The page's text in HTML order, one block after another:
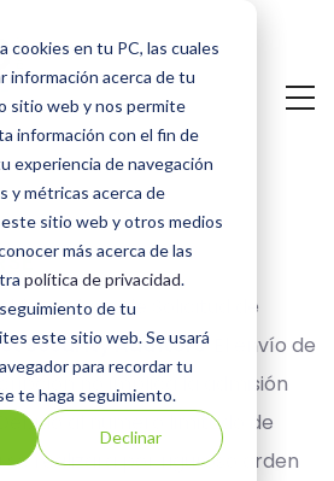
cookies en tu PC, las cuales
información acerca de tu
sitio web y nos permite
información con el fin de
experiencia de navegación
y métricas acerca de
sitio web y otros medios
más acerca de las
política de privacidad.
de tu
este sitio web. Se usará
para recordar tu
te haga seguimiento.
Declinar
formulario de Solicitud de
Security Auditors. El envío de
no implica la admisión
al número limitado de
se realizará por riguroso orden